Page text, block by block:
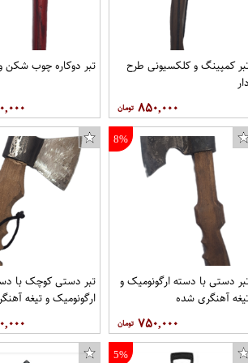
کمپینگ و کلکسیونی طرح
دار
۸۵۰,۰۰۰
تبر دوکاره چوب
8%
دستی با دسته ارگونومیک و
آهنگری شده
۷۵۰,۰۰۰
تبر دستی کوچک با
ارگونومیک و تیغه
5%